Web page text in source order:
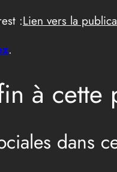
:Lien vers la
.
à cette
dans